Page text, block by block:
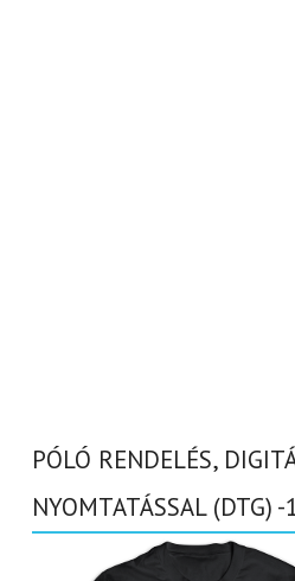
PÓLÓ RENDELÉS,
NYOMTATÁSSAL (DTG) -